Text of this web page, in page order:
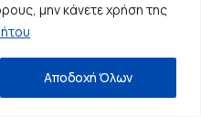
μην κάνετε χρήση της
Αποδοχή Όλων
protoselida